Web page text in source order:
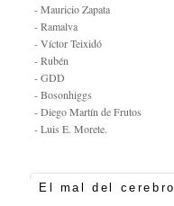
- Mauricio Zapata
- Ramalva
- Víctor Teixidó
- Rubén
- GDD
- Bosonhiggs
- Diego Martín de Frutos
- Luis E. Morete.
El mal del cerebro